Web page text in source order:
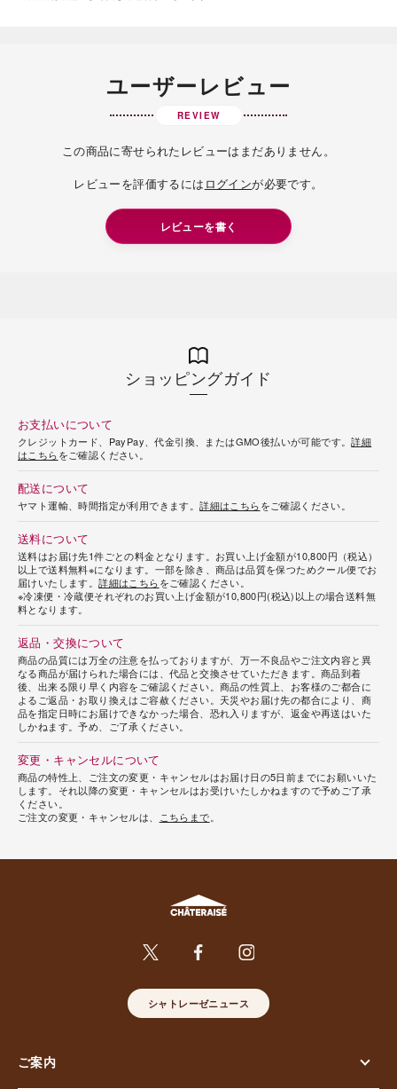
ユーザーレビュー
REVIEW
この商品に寄せられたレビューはまだありません。
レビューを評価するには ログインが必要です。
レビューを書く
ショッピングガイド
お支払いについて
クレジットカード、PayPay、代金引換、またはGMO後払いが可能です。詳細
はこちらをご確認ください。
配送について
ヤマト運輸、時間指定が利用できます。詳細はこちらをご確認ください。
送料について
送料はお届け先1件ごとの料金となります。お買い上げ金額が10,800円（税込）
以上で送料無料※になります。一部を除き、商品は品質を保つためクール便でお
届けいたします。詳細はこちらをご確認ください。
※冷凍便・冷蔵便それぞれのお買い上げ金額が10,800円(税込)以上の場合送料無
料となります。
返品・交換について
商品の品質には万全の注意を払っておりますが、万一不良品やご注文内容と異
なる商品が届けられた場合には、代品と交換させていただきます。商品到着
後、出来る限り早く内容をご確認ください。商品の性質上、お客様のご都合に
よるご返品・お取り換えはご容赦ください。天災やお届け先の都合により、商
品を指定日時にお届けできなかった場合、恐れ入りますが、返金や再送はいた
しかねます。予め、ご了承ください。
変更・キャンセルについて
商品の特性上、ご注文の変更・キャンセルはお届け日の5日前までにお願いいた
します。それ以降の変更・キャンセルはお受けいたしかねますので予めご了承
ください。
ご注文の変更・キャンセルは、
こちらまで
シャトレーゼニュース
ご案内